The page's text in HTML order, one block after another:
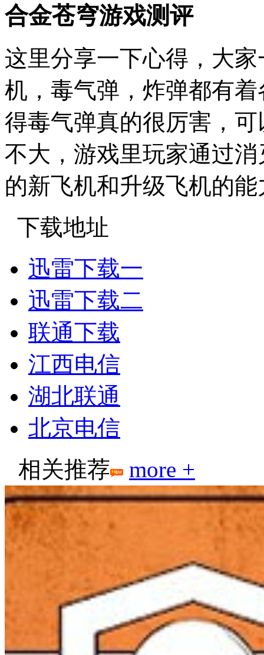
合金苍穹游戏测评
这里分享一下心得，大
机，毒气弹，炸弹都有
得毒气弹真的很厉害，
不大，游戏里玩家通过
的新飞机和升级飞机的能
下载地址
迅雷下载一
迅雷下载二
联通下载
江西电信
湖北联通
北京电信
相关推荐
more +